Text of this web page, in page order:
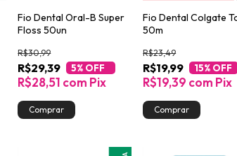
Fio Dental Oral-B Super
Floss 50un
R$29,39
R$30,99
5% OFF
R$28,51 com Pix
Fio Dental Colgate
50m
R$19,99
R$23,49
15% OFF
R$19,39 com Pix